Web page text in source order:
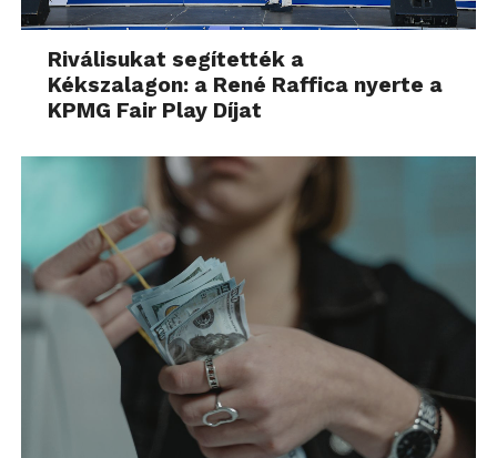
Riválisukat segítették a
Kékszalagon: a René Raffica nyerte a
KPMG Fair Play Díjat